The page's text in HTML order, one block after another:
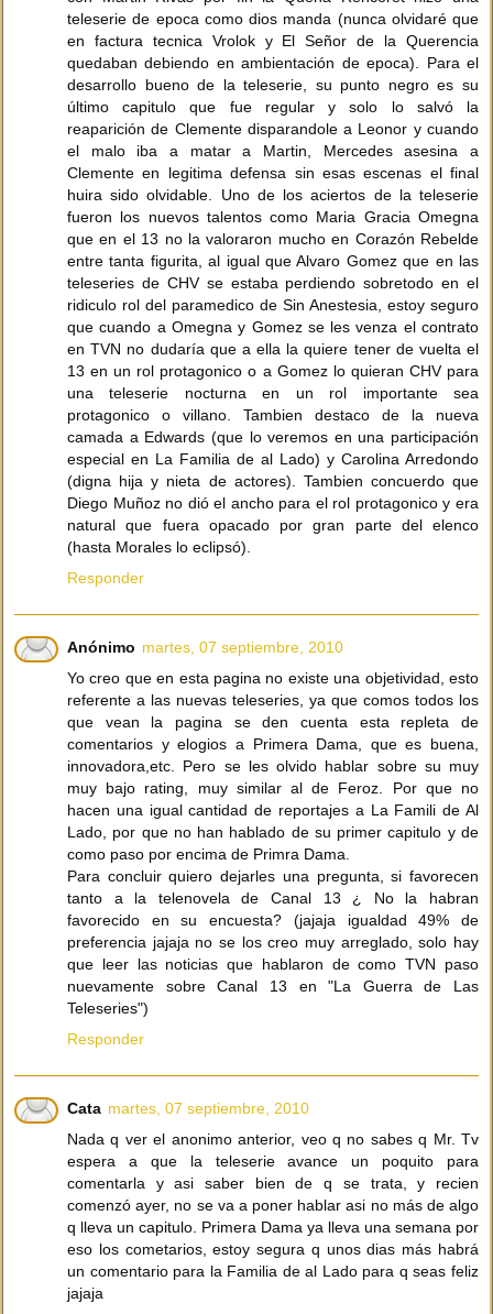
teleserie de epoca como dios manda (nunca olvidaré que
en factura tecnica Vrolok y El Señor de la Querencia
quedaban debiendo en ambientación de epoca). Para el
desarrollo bueno de la teleserie, su punto negro es su
último capitulo que fue regular y solo lo salvó la
reaparición de Clemente disparandole a Leonor y cuando
el malo iba a matar a Martin, Mercedes asesina a
Clemente en legitima defensa sin esas escenas el final
huira sido olvidable. Uno de los aciertos de la teleserie
fueron los nuevos talentos como Maria Gracia Omegna
que en el 13 no la valoraron mucho en Corazón Rebelde
entre tanta figurita, al igual que Alvaro Gomez que en las
teleseries de CHV se estaba perdiendo sobretodo en el
ridiculo rol del paramedico de Sin Anestesia, estoy seguro
que cuando a Omegna y Gomez se les venza el contrato
en TVN no dudaría que a ella la quiere tener de vuelta el
13 en un rol protagonico o a Gomez lo quieran CHV para
una teleserie nocturna en un rol importante sea
protagonico o villano. Tambien destaco de la nueva
camada a Edwards (que lo veremos en una participación
especial en La Familia de al Lado) y Carolina Arredondo
(digna hija y nieta de actores). Tambien concuerdo que
Diego Muñoz no dió el ancho para el rol protagonico y era
natural que fuera opacado por gran parte del elenco
(hasta Morales lo eclipsó).
Responder
Anónimo martes, 07 septiembre, 2010
Yo creo que en esta pagina no existe una objetividad, esto
referente a las nuevas teleseries, ya que comos todos los
que vean la pagina se den cuenta esta repleta de
comentarios y elogios a Primera Dama, que es buena,
innovadora,etc. Pero se les olvido hablar sobre su muy
muy bajo rating, muy similar al de Feroz. Por que no
hacen una igual cantidad de reportajes a La Famili de Al
Lado, por que no han hablado de su primer capitulo y de
como paso por encima de Primra Dama.
Para concluir quiero dejarles una pregunta, si favorecen
tanto a la telenovela de Canal 13 ¿ No la habran
favorecido en su encuesta? (jajaja igualdad 49% de
preferencia jajaja no se los creo muy arreglado, solo hay
que leer las noticias que hablaron de como TVN paso
nuevamente sobre Canal 13 en "La Guerra de Las
Teleseries")
Responder
Cata martes, 07 septiembre, 2010
Nada q ver el anonimo anterior, veo q no sabes q Mr. Tv
espera a que la teleserie avance un poquito para
comentarla y asi saber bien de q se trata, y recien
comenzó ayer, no se va a poner hablar asi no más de algo
q lleva un capitulo. Primera Dama ya lleva una semana por
eso los cometarios, estoy segura q unos dias más habrá
un comentario para la Familia de al Lado para q seas feliz
jajaja